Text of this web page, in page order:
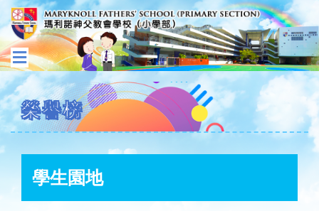
榮譽榜
學生園地